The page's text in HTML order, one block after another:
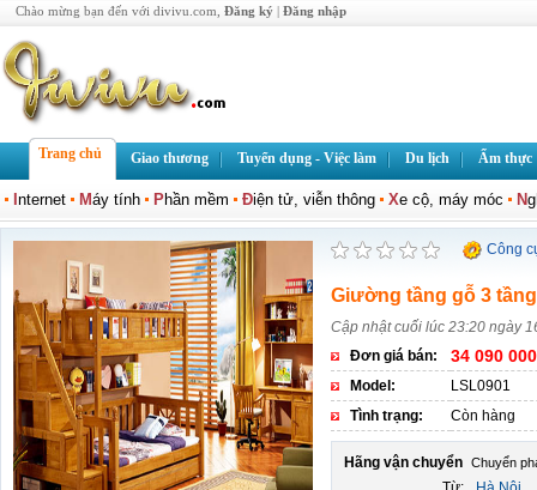
Chào mừng bạn đến với divivu.com, Đăng ký | Đăng nhập
Trang chủ Giao thương Tuyển dụng - Việc làm Du lịch Ẩm thực
nternet Máy tính Phần mềm Điện tử, viễn thông Xe cộ, máy móc N
Công
Giường tầng gỗ 3
Cập nhật cuối lúc 23:20 ngày
Đơn giá bán:
34 090
Model:
LSL0901
Tình trạng:
Còn hàng
Hãng vận chuyển